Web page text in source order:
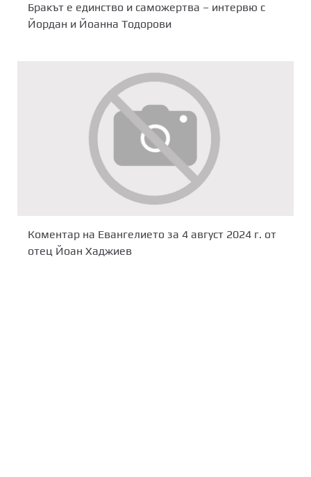
Бракът е единство и саможертва – интервю с
Йордан и Йоанна Тодорови
Коментар на Евангелието за 4 август 2024 г. от
отец Йоан Хаджиев